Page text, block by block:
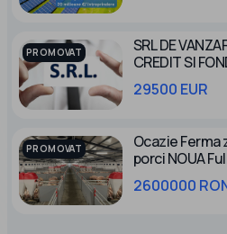
PROMOVAT
SRL DE VANZARE PENTRU ACCESARE
CREDIT SI
29500 EUR
PROMOVAT
Ocazie
porci NOUA
2600000